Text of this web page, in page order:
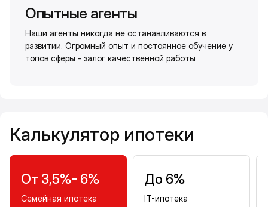
Опытные агенты
Наши агенты никогда не останавливаются в
развитии. Огромный опыт и постоянное обучение у
топов сферы - залог качественной работы
Калькулятор ипотеки
От 3,5%- 6%
Семейная ипотека
До 6%
IT-ипотека